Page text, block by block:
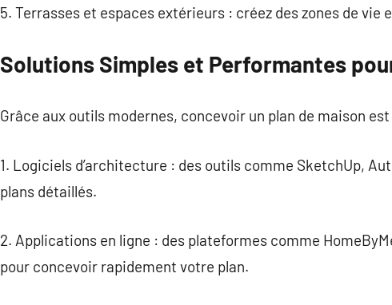
5. Terrasses et espaces extérieurs : créez des zones de
Solutions Simples et Performantes
Grâce aux outils modernes, concevoir un plan de maison
1. Logiciels d’architecture : des outils comme SketchUp,
plans détaillés.
2. Applications en ligne : des plateformes comme
pour concevoir rapidement votre plan.